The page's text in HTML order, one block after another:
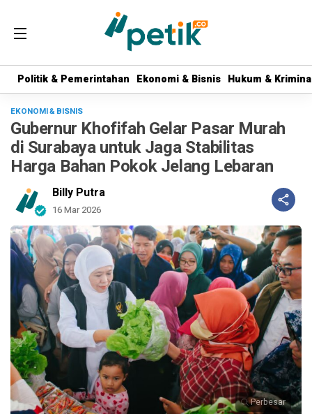
Politik & Pemerintahan Ekonomi & Bisnis Hukum &
Politik & Pemerintahan Ekonomi & Bisnis Hukum &
EKONOMI & BISNIS
Gubernur Khofifah Gelar Pasar Murah
di Surabaya untuk Jaga Stabilitas
Harga Bahan Pokok Jelang Lebaran
Billy Putra
16 Mar 2026
Perbesar